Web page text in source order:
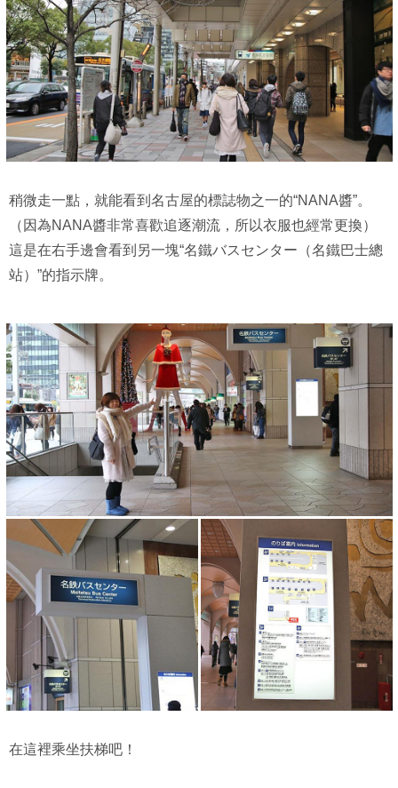
稍微走一點，就能看到名古屋的標誌物之一的“NANA醬”。
（因為NANA醬非常喜歡追逐潮流，所以衣服也經常更換）
這是在右手邊會看到另一塊“名鐵バスセンター（名鐵巴士總
站）”的指示牌。
在這裡乘坐扶梯吧！